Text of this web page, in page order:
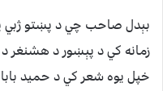
بېدل صاحب چي د پښتو ژبي
زمانه كي د پېښور د هشنغر
خپل يوه شعر كي د حميد